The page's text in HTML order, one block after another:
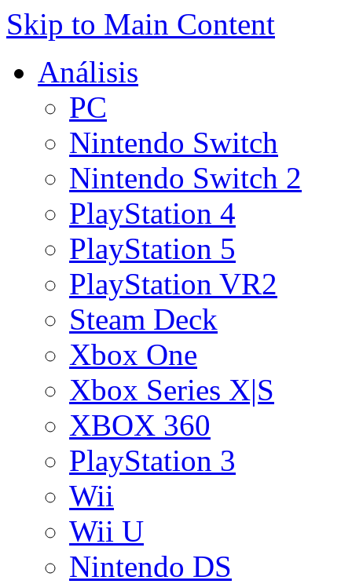
Skip to Main Content
Análisis
PC
Nintendo Switch
Nintendo Switch 2
PlayStation 4
PlayStation 5
PlayStation VR2
Steam Deck
Xbox One
Xbox Series X|S
XBOX 360
PlayStation 3
Wii
Wii U
Nintendo DS